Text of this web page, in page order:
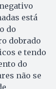
está
do
dobrado
e tendo
do
não se